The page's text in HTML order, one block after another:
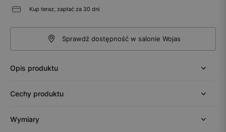
Kup teraz, zapłać za 30 dni
Sprawdź dostępność w salonie Wojas
Opis produktu
Cechy produktu
Wymiary